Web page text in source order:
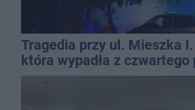
Tragedia przy ul. Mieszka
która wypadła z czwartego